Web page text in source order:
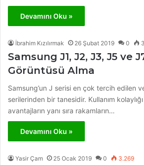
Devamını Oku »
İbrahim Kızılırmak 26 Şubat 2019 0
Samsung J1, J2, J3, J5 ve
Görüntüsü Alma
Samsung’un J serisi en çok tercih edilen
serilerinden bir tanesidir. Kullanım
avantajların yanı sıra rakamların…
Devamını Oku »
Yasir Çam 25 Ocak 2019 0 3.269